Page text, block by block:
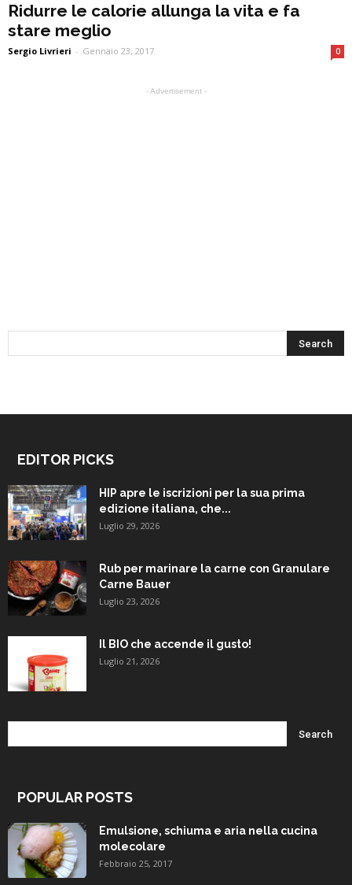
Ridurre le calorie allunga la vita e fa
stare meglio
Sergio Livrieri - Gennaio 23, 2017 0
- Advertisement -
EDITOR PICKS
HIP apre le iscrizioni per la sua prima
edizione italiana, che...
Luglio 29, 2026
Rub per marinare la carne con Granulare
Carne Bauer
Luglio 23, 2026
Il BIO che accende il gusto!
Luglio 21, 2026
POPULAR POSTS
Emulsione, schiuma e aria nella cucina
molecolare
Febbraio 25, 2017